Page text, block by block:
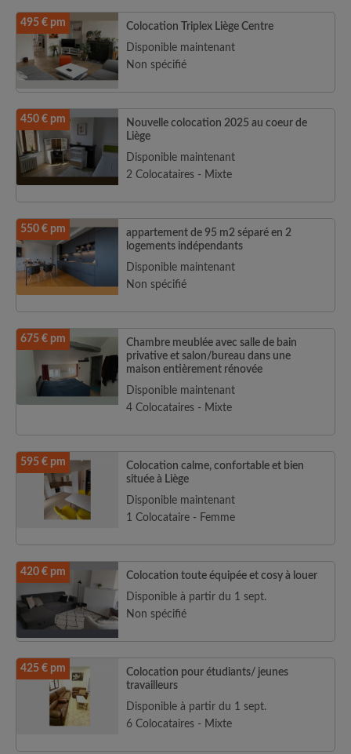
495 € pm
Colocation Triplex Liège Centre
Disponible maintenant
Non spécifié
450 € pm
Nouvelle colocation 2025 au coeur de
Liège
Disponible maintenant
2 Colocataires - Mixte
550 € pm
appartement de 95 m2 séparé en 2
logements indépendants
Disponible maintenant
Non spécifié
675 € pm
Chambre meublée avec salle de bain
privative et salon/bureau dans une
maison entièrement rénovée
Disponible maintenant
4 Colocataires - Mixte
595 € pm
Colocation calme, confortable et bien
située à Liège
Disponible maintenant
1 Colocataire - Femme
420 € pm
Colocation toute équipée et cosy à louer
Disponible à partir du 1 sept.
Non spécifié
425 € pm
Colocation pour étudiants/ jeunes
travailleurs
Disponible à partir du 1 sept.
6 Colocataires - Mixte